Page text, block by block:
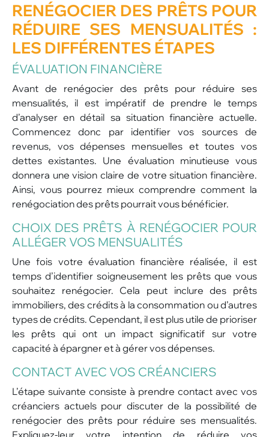
RENÉGOCIER DES PRÊTS POUR
RÉDUIRE SES MENSUALITÉS :
LES DIFFÉRENTES ÉTAPES
ÉVALUATION FINANCIÈRE
Avant de renégocier des prêts pour réduire ses
mensualités, il est impératif de prendre le temps
d’analyser en détail sa situation financière actuelle.
Commencez donc par identifier vos sources de
revenus, vos dépenses mensuelles et toutes vos
dettes existantes. Une évaluation minutieuse vous
donnera une vision claire de votre situation financière.
Ainsi, vous pourrez mieux comprendre comment la
renégociation des prêts pourrait vous bénéficier.
CHOIX DES PRÊTS À RENÉGOCIER POUR
ALLÉGER VOS MENSUALITÉS
Une fois votre évaluation financière réalisée, il est
temps d’identifier soigneusement les prêts que vous
souhaitez renégocier. Cela peut inclure des prêts
immobiliers, des crédits à la consommation ou d’autres
types de crédits. Cependant, il est plus utile de prioriser
les prêts qui ont un impact significatif sur votre
capacité à épargner et à gérer vos dépenses.
CONTACT AVEC VOS CRÉANCIERS
L’étape suivante consiste à prendre contact avec vos
créanciers actuels pour discuter de la possibilité de
renégocier des prêts pour réduire ses mensualités.